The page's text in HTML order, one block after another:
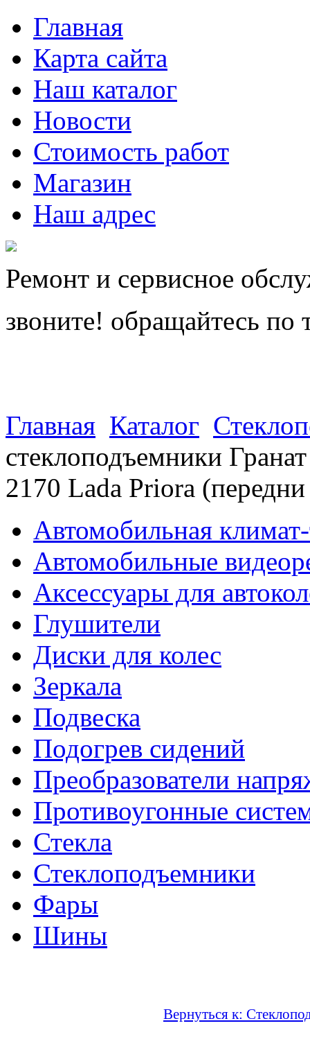
Главная
Карта сайта
Наш каталог
Новости
Стоимость работ
Магазин
Наш адрес
Ремонт и сервисное
звоните! обращайтесь по
Главная Каталог
стеклоподъемники
2170 Lada Priora (передни
Автомобильная
Автомобильные
Аксессуары для
Глушители
Диски для колес
Зеркала
Подвеска
Подогрев сидений
Преобразователи
Противоугонные
Стекла
Стеклоподъемники
Фары
Шины
Вернуться к: